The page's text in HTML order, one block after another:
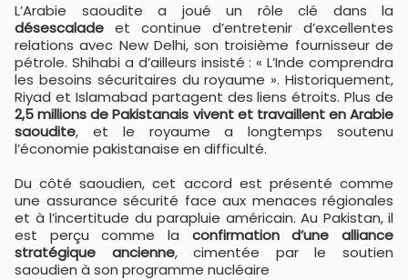
L’Arabie saoudite a joué un rôle clé dans la
désescalade et continue d’entretenir d’excellentes
relations avec New Delhi, son troisième fournisseur de
pétrole. Shihabi a d’ailleurs insisté : « L’Inde comprendra
les besoins sécuritaires du royaume ». Historiquement,
Riyad et Islamabad partagent des liens étroits. Plus de
2,5 millions de Pakistanais vivent et travaillent en Arabie
saoudite, et le royaume a longtemps soutenu
l’économie pakistanaise en difficulté.
Du côté saoudien, cet accord est présenté comme
une assurance sécurité face aux menaces régionales
et à l’incertitude du parapluie américain. Au Pakistan, il
est perçu comme la confirmation d’une alliance
stratégique ancienne, cimentée par le soutien
saoudien à son programme nucléaire